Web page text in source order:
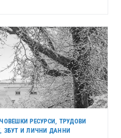
ЧОВЕШКИ РЕСУРСИ, ТРУДОВИ
ЗБУТ И ЛИЧНИ ДАННИ